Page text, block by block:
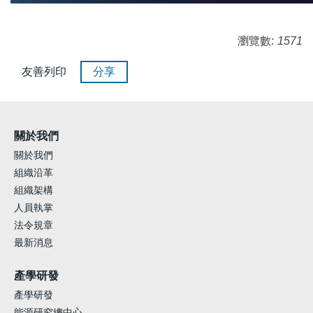
瀏覽數: 1571
友善列印 分享
關於我們
關於我們
組織沿革
組織架構
人員執掌
法令規章
最新消息
產學研發
產學研發